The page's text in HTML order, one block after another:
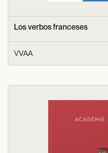
Los verbos franceses
VVAA